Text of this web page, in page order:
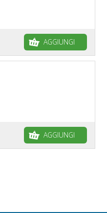
AGGIUNGI
AGGIUNGI